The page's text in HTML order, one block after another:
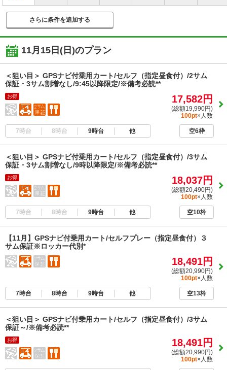
さらに条件を追加する
11月15日(日)のプラン
＜狙い目＞ GPSナビ付乗用カート/セルフ（指定昼食付）/2サム
保証・3サム割増なし/9:45以降限定/※備考必読**
お得 17,582円
(総額19,990円)
100pt×人数
7時台 8時台 9時台 他 空6枠
＜狙い目＞ GPSナビ付乗用カート/セルフ（指定昼食付）/3サム
保証・3サム割増なし/9時以降限定/※備考必読**
お得 18,037円
(総額20,490円)
100pt×人数
7時台 8時台 9時台 他 空10枠
【11月】GPSナビ付乗用カート/セルフプレー（指定昼食付）３
サム保証※ロッカー代別*
18,491円
(総額20,990円)
100pt×人数
7時台 8時台 9時台 他 空13枠
＜狙い目＞ GPSナビ付乗用カート/セルフ（指定昼食付）/3サム
保証～/※備考必読**
お得 18,491円
(総額20,990円)
100pt×人数